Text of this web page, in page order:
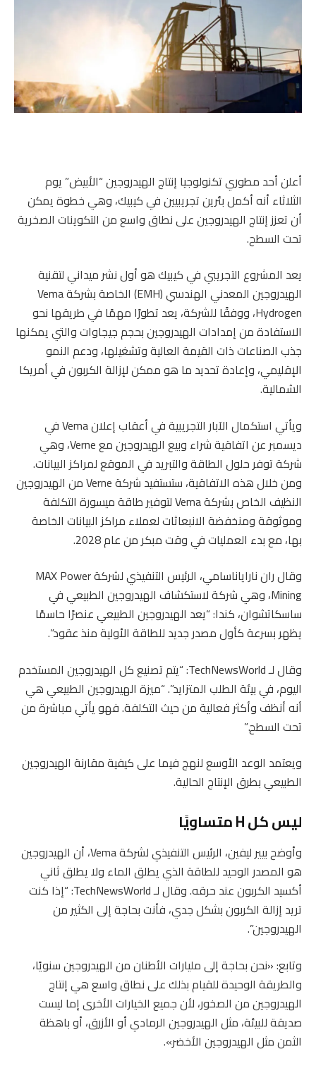
أعلن أحد مطوري تكنولوجيا إنتاج الهيدروجين “الأبيض” يوم
الثلاثاء أنه أكمل بئرين تجريبيين في كيبيك، وهي خطوة يمكن
أن تعزز إنتاج الهيدروجين على نطاق واسع من التكوينات الصخرية
تحت السطح.
يعد المشروع التجريبي في كيبيك هو أول نشر ميداني لتقنية
الهيدروجين المعدني الهندسي (EMH) الخاصة بشركة Vema
Hydrogen، ووفقًا للشركة، يعد تطورًا مهمًا في طريقها نحو
الاستفادة من إمدادات الهيدروجين بحجم جيجاوات والتي يمكنها
جذب الصناعات ذات القيمة العالية وتشغيلها، ودعم النمو
الإقليمي، وإعادة تحديد ما هو ممكن لإزالة الكربون في أمريكا
الشمالية.
ويأتي استكمال الآبار التجريبية في أعقاب إعلان Vema في
ديسمبر عن اتفاقية شراء وبيع الهيدروجين مع Verne، وهي
شركة توفر حلول الطاقة والتبريد في الموقع لمراكز البيانات.
ومن خلال هذه الاتفاقية، ستستفيد شركة Verne من الهيدروجين
النظيف الخاص بشركة Vema لتوفير طاقة ميسورة التكلفة
وموثوقة ومنخفضة الانبعاثات لعملاء مراكز البيانات الخاصة
بها، مع بدء العمليات في وقت مبكر من عام 2028.
وقال ران ناراياناسامي، الرئيس التنفيذي لشركة MAX Power
Mining، وهي شركة لاستكشاف الهيدروجين الطبيعي في
ساسكاتشوان، كندا: “يعد الهيدروجين الطبيعي عنصرًا حاسمًا
يظهر بسرعة كأول مصدر جديد للطاقة الأولية منذ عقود”.
وقال لـ TechNewsWorld: “يتم تصنيع كل الهيدروجين المستخدم
اليوم، في بيئة الطلب المتزايد”. “ميزة الهيدروجين الطبيعي هي
أنه أنظف وأكثر فعالية من حيث التكلفة. فهو يأتي مباشرة من
تحت السطح.”
ويعتمد الوعد الأوسع لنهج فيما على كيفية مقارنة الهيدروجين
الطبيعي بطرق الإنتاج الحالية.
ليس كل H متساويًا
وأوضح بيير ليفين، الرئيس التنفيذي لشركة Vema، أن الهيدروجين
هو المصدر الوحيد للطاقة الذي يطلق الماء ولا يطلق ثاني
أكسيد الكربون عند حرقه. وقال لـ TechNewsWorld: “إذا كنت
تريد إزالة الكربون بشكل جدي، فأنت بحاجة إلى الكثير من
الهيدروجين”.
وتابع: «نحن بحاجة إلى مليارات الأطنان من الهيدروجين سنويًا،
والطريقة الوحيدة للقيام بذلك على نطاق واسع هي إنتاج
الهيدروجين من الصخور، لأن جميع الخيارات الأخرى إما ليست
صديقة للبيئة، مثل الهيدروجين الرمادي أو الأزرق، أو باهظة
الثمن مثل الهيدروجين الأخضر».